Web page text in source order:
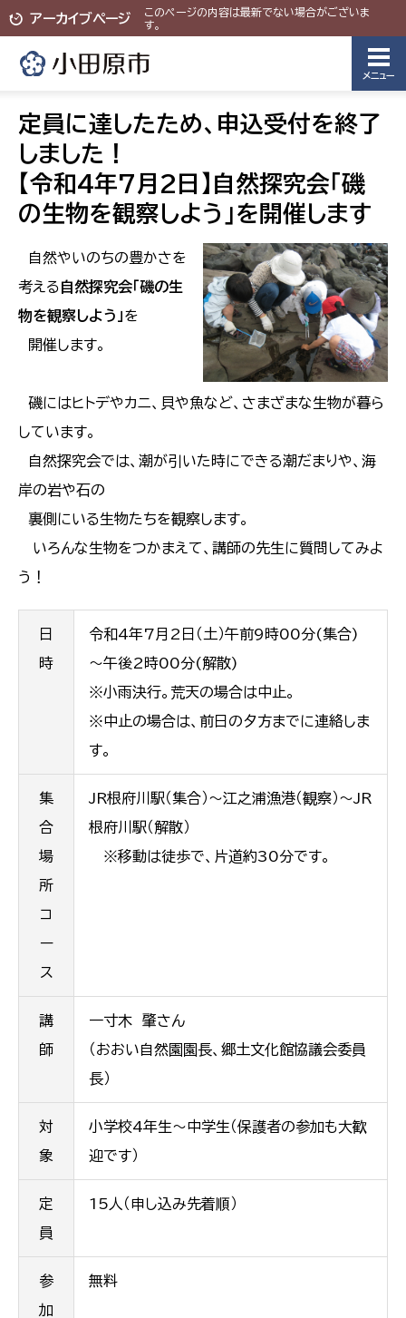
アーカイブページ
このページの内容は最新でない場合がございま
す。
メニュー
定員に達したため、申込受付を終了
しました！
【令和4年7月2日】自然探究会「磯
の生物を観察しよう」を開催します
自然やいのちの豊かさを
考える自然探究会「磯の生
物を観察しよう」を
開催します。
磯にはヒトデやカニ、貝や魚など、さまざまな生物が暮ら
しています。
自然探究会では、潮が引いた時にできる潮だまりや、海
岸の岩や石の
裏側にいる生物たちを観察します。
いろんな生物をつかまえて、講師の先生に質問してみよ
う！
日
時
令和4年7月2日（土）午前9時00分(集合)
～午後2時00分(解散)
※小雨決行。荒天の場合は中止。
※中止の場合は、前日の夕方までに連絡しま
す。
集
合
場
所
コ
ー
ス
JR根府川駅（集合）～江之浦漁港（観察）～JR
根府川駅（解散）
※移動は徒歩で、片道約30分です。
講
師
一寸木 肇さん
（おおい自然園園長、郷土文化館協議会委員
長）
対
象
小学校4年生～中学生（保護者の参加も大歓
迎です）
定
員
15人（申し込み先着順）
参
加
無料